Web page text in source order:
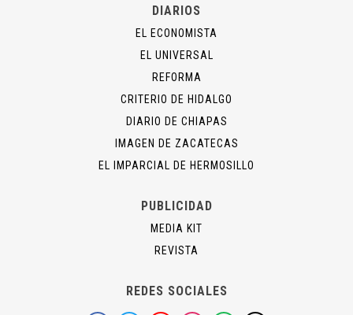
DIARIOS
EL ECONOMISTA
EL UNIVERSAL
REFORMA
CRITERIO DE HIDALGO
DIARIO DE CHIAPAS
IMAGEN DE ZACATECAS
EL IMPARCIAL DE HERMOSILLO
PUBLICIDAD
MEDIA KIT
REVISTA
REDES SOCIALES